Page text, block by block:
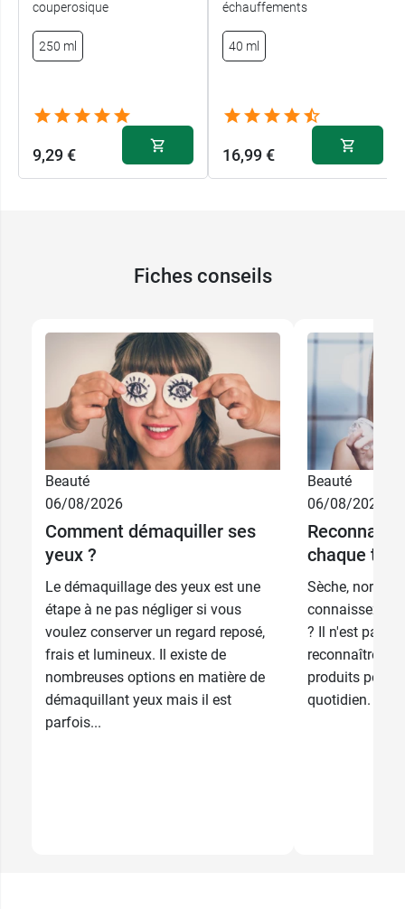
couperosique
250 ml
9,29 €
échauffements
40 ml
16,99 €
Fiches conseils
Beauté
06/08/2026
Comment démaquiller ses
yeux ?
Le démaquillage des yeux est une
étape à ne pas négliger si vous
voulez conserver un regard reposé,
frais et lumineux. Il existe de
nombreuses options en matière de
démaquillant yeux mais il est
parfois...
Beauté
06/08/2026
chaque
Sèche,
connaissez-
? Il n'est pas
reconnaître
produits pour
quotidien. Afin